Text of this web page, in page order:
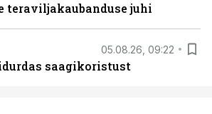
teraviljakaubanduse juhi
05.08.26, 09:22
saagikoristust